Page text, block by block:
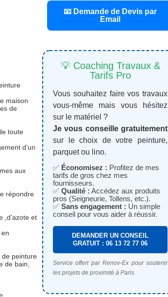
maison
de
toute
d’un
aux
répondre
,d’azote et
de peinture
de bain,
📧 Demande de Devis par
Email
💡 Coaching Travaux &
Tarifs Pro
Vous souhaitez faire vos travaux
vous-même mais vous hésitez
sur le matériel ?
Je vous conseille gratuitement
sur le choix de votre peinture,
parquet ou lino.
✅ Économisez : Profitez de mes
tarifs de gros chez mes
fournisseurs.
✅ Qualité : Accédez aux produits
pros (Seigneurie, Tollens, etc.).
✅ Sans engagement : Un simple
conseil pour vous aider à réussir.
DEMANDER UN CONSEIL
GRATUIT : 06 13 72 77 06
Service offert par Renov-Ex pour soutenir
les projets de proximité à Paris.